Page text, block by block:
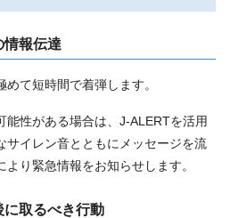
情報伝達
て短時間で着弾します。
能性がある場合は、J-ALERTを活用
サイレン音とともにメッセージを流
り緊急情報をお知らせします。
に取るべき行動